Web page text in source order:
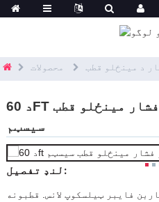
محصولات د مینځلو قطب
د 60FT دوربین کاربن فایبر فشار مینځلو قطب
سیسټم
لنډ تفصیل:
فایبر ټیلسکوپ لانس. قطبونه